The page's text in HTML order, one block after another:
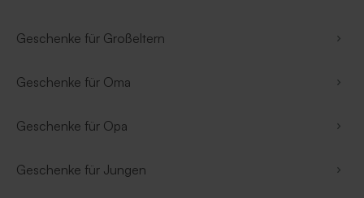
Geschenke für Großeltern
Geschenke für Oma
Geschenke für Opa
Geschenke für Jungen